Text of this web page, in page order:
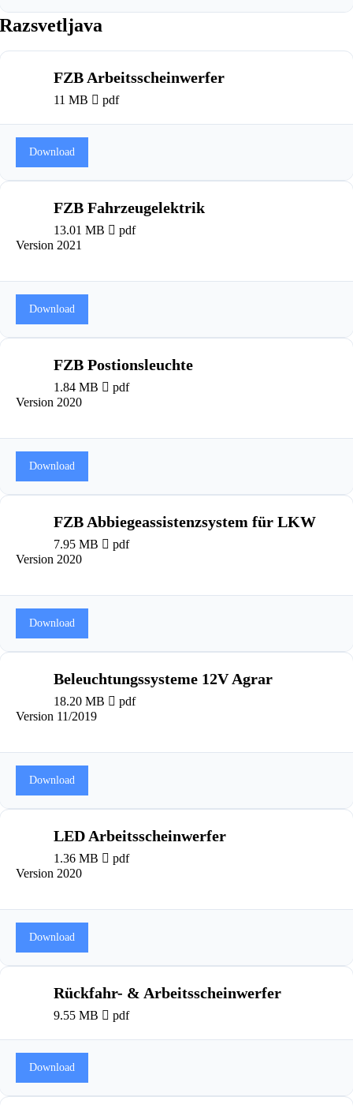
Razsvetljava
FZB Arbeitsscheinwerfer
11 MB pdf
Download
FZB Fahrzeugelektrik
13.01 MB
pdf
Version 2021
Download
FZB Postionsleuchte
1.84 MB
pdf
Version 2020
Download
FZB Abbiegeassistenzsystem für LKW
7.95 MB
pdf
Version 2020
Download
Beleuchtungssysteme 12V Agrar
18.20 MB
pdf
Version 11/2019
Download
LED Arbeitsscheinwerfer
1.36 MB
pdf
Version 2020
Download
Rückfahr- & Arbeitsscheinwerfer
9.55 MB pdf
Download